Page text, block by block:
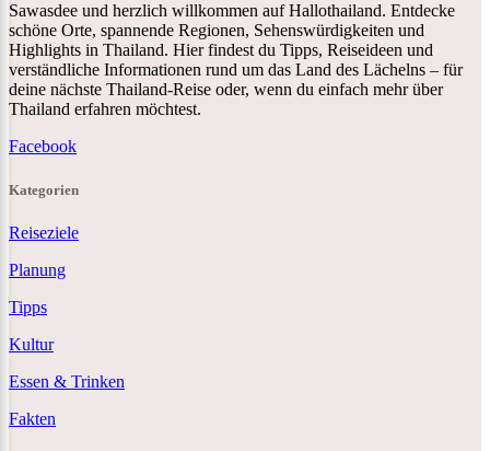
Sawasdee und herzlich willkommen auf Hallothailand. Entdecke
schöne Orte, spannende Regionen, Sehenswürdigkeiten und
Highlights in Thailand. Hier findest du Tipps, Reiseideen und
verständliche Informationen rund um das Land des Lächelns – für
deine nächste Thailand-Reise oder, wenn du einfach mehr über
Thailand erfahren möchtest.
Facebook
Kategorien
Reiseziele
Planung
Tipps
Kultur
Essen & Trinken
Fakten